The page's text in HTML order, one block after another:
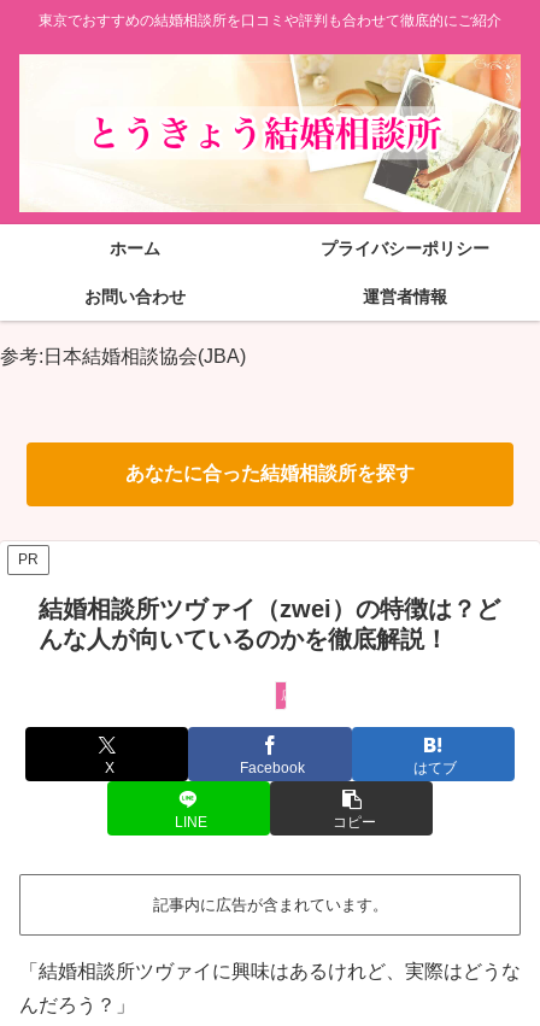
東京でおすすめの結婚相談所を口コミや評判も合わせて徹底的にご紹介
ホーム プライバシーポリシー
お問い合わせ 運営者情報
参考:日本結婚相談協会(JBA)
あなたに合った結婚相談所を探す
PR
結婚相談所ツヴァイ（zwei）の特徴は？ど
んな人が向いているのかを徹底解説！
店舗口コミ・レビュー
X Facebook はてブ
LINE コピー
記事内に広告が含まれています。
「結婚相談所ツヴァイに興味はあるけれど、実際はどうな
んだろう？」